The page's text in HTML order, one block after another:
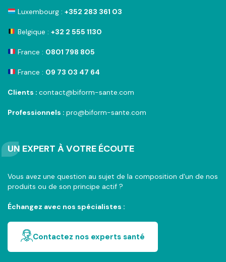
Luxembourg : +352 283 361 03
Belgique : +32 2 555 1130
France : 0801 798 805
France : 09 73 03 47 64
Clients : contact@biform-sante.com
Professionnels : pro@biform-sante.com
UN EXPERT À VOTRE ÉCOUTE
Vous avez une question au sujet de la composition d'un de nos
produits ou de son principe actif ?
Échangez avec nos spécialistes :
Contactez nos experts santé